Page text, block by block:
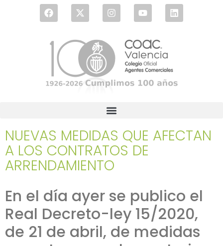
NUEVAS MEDIDAS QUE AFECTAN
A LOS CONTRATOS DE
ARRENDAMIENTO
En el día ayer se publico el
Real Decreto-ley 15/2020,
de 21 de abril, de medidas